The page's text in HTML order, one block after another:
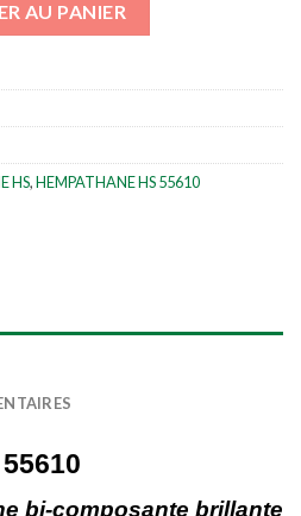
AU PANIER
HS,HEMPATHANE HS 55610
bi-composante brillante